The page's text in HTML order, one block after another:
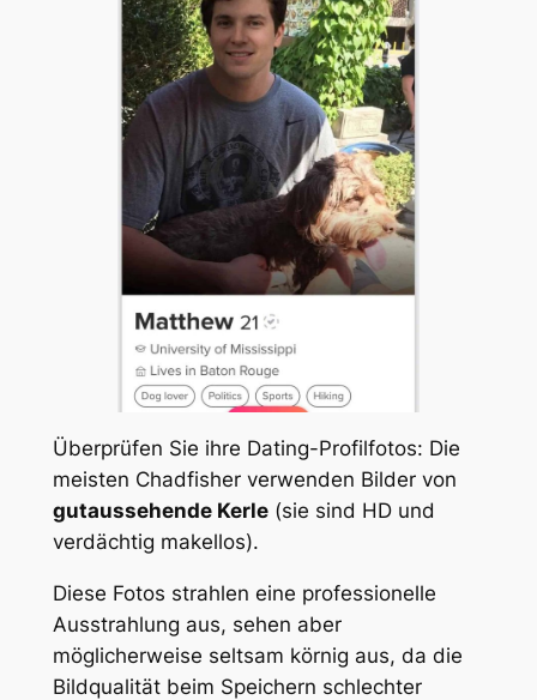
Überprüfen Sie ihre Dating-Profilfotos: Die
meisten Chadfisher verwenden Bilder von
gutaussehende Kerle(sie sind HD und
verdächtig makellos).
Diese Fotos strahlen eine professionelle
Ausstrahlung aus, sehen aber
möglicherweise seltsam körnig aus, da die
Bildqualität beim Speichern schlechter